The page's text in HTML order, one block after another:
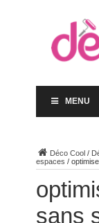
MENU
Déco Cool/
espaces /
sans